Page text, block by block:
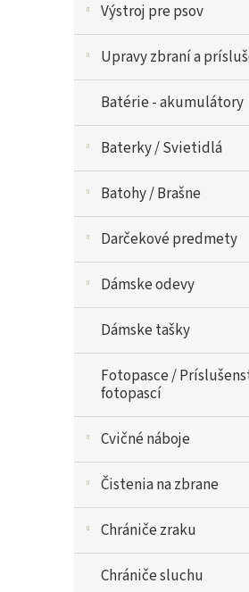
Výstroj pre psov
Upravy zbraní a
Batérie - akumulátory
Baterky / Svietidlá
Batohy / Brašne
Darčekové predmety
Dámske odevy
Dámske tašky
Fotopasce /
fotopascí
Cvičné náboje
Čistenia na zbrane
Chrániče zraku
Chrániče sluchu